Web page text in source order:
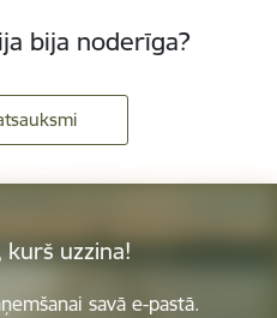
bija noderīga?
kurš uzzina!
savā e-pastā.